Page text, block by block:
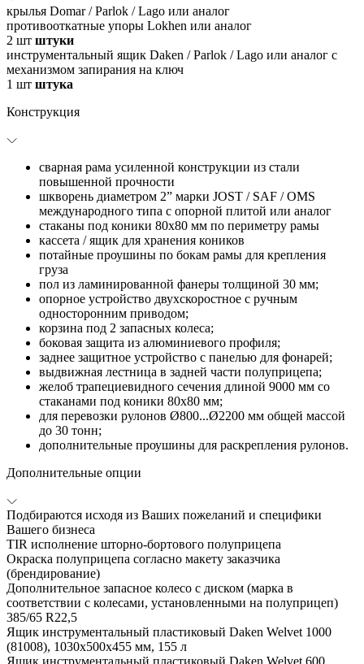
крылья Domar / Parlok / Lago или аналог
противооткатные упоры Lokhen или аналог
2 шт штуки
инструментальный ящик Daken / Parlok / Lago или аналог с
механизмом запирания на ключ
1 шт штука
Конструкция
сварная рама усиленной конструкции из стали
повышенной прочности
шкворень диаметром 2” марки JOST / SAF / OMS
международного типа с опорной плитой или аналог
стаканы под коники 80х80 мм по периметру рамы
кассета / ящик для хранения коников
потайные проушины по бокам рамы для крепления
груза
пол из ламинированной фанеры толщиной 30 мм;
опорное устройство двухскоростное с ручным
односторонним приводом;
корзина под 2 запасных колеса;
боковая защита из алюминиевого профиля;
заднее защитное устройство с панелью для фонарей;
выдвижная лестница в задней части полуприцепа;
желоб трапециевидного сечения длиной 9000 мм со
стаканами под коники 80х80 мм;
для перевозки рулонов Ø800...Ø2200 мм общей массой
до 30 тонн;
дополнительные проушины для раскрепления рулонов.
Дополнительные опции
Подбираются исходя из Ваших пожеланий и специфики
Вашего бизнеса
TIR исполнение шторно-бортового полуприцепа
Окраска полуприцепа согласно макету заказчика
(брендирование)
Дополнительное запасное колесо с диском (марка в
соответствии с колесами, установленными на полуприцеп)
385/65 R22,5
Ящик инструментальный пластиковый Daken Welvet 1000
(81008), 1030x500x455 мм, 155 л
Ящик инструментальный пластиковый Daken Welvet 600